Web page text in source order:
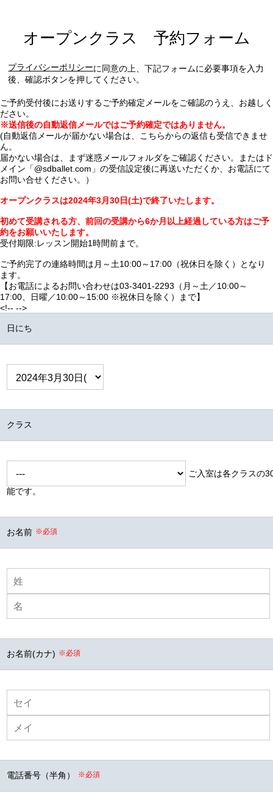
オープンクラス 予約フォーム
プライバシーポリシーに同意の上、下記フォームに必要事項を入力
後、確認ボタンを押してください。
ご予約受付後にお送りするご予約確定メールをご確認のうえ、お越しく
ださい。
※送信後の自動返信メールではご予約確定ではありません。
(自動返信メールが届かない場合は、こちらからの返信も受信できませ
ん。
届かない場合は、まず迷惑メールフォルダをご確認ください。またはド
メイン「@sdballet.com」の受信設定後に再送いただくか、お電話にて
お問い合せください。）
オープンクラスは2024年3月30日(土)で終了いたします。
初めて受講される方、前回の受講から6か月以上経過している方はご予
約をお願いいたします。
受付期限:レッスン開始1時間前まで。
ご予約完了の連絡時間は月～土10:00～17:00（祝休日を除く）となり
ます。
【お電話によるお問い合わせは03‐3401-2293（月～土／10:00～
17:00、日曜／10:00～15:00 ※祝休日を除く）まで】
<!-- -->
日にち
クラス
ご入室は各クラスの
能です。
お名前 ※必須
お名前(カナ) ※必須
電話番号（半角） ※必須